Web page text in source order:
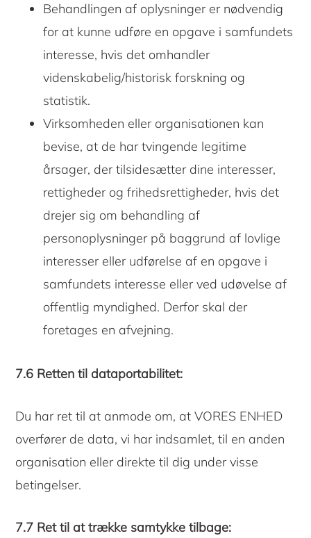
Behandlingen af oplysninger er nødvendig
for at kunne udføre en opgave i samfundets
interesse, hvis det omhandler
videnskabelig/historisk forskning og
statistik.
Virksomheden eller organisationen kan
bevise, at de har tvingende legitime
årsager, der tilsidesætter dine interesser,
rettigheder og frihedsrettigheder, hvis det
drejer sig om behandling af
personoplysninger på baggrund af lovlige
interesser eller udførelse af en opgave i
samfundets interesse eller ved udøvelse af
offentlig myndighed. Derfor skal der
foretages en afvejning.
7.6 Retten til dataportabilitet:
Du har ret til at anmode om, at VORES ENHED
overfører de data, vi har indsamlet, til en anden
organisation eller direkte til dig under visse
betingelser.
7.7 Ret til at trække samtykke tilbage: